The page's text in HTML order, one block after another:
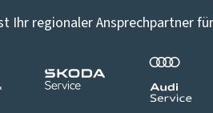
Ihr regionaler Ansprechpartner